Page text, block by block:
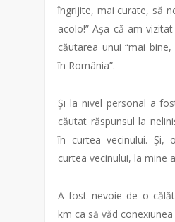
îngrijite, mai curate, să
acolo!” Aşa că am
căutarea unui “mai
în România”.
Şi la nivel personal a
căutat răspunsul la
în curtea vecinului. Şi,
curtea vecinului, la mine
A fost nevoie de o
km ca să văd